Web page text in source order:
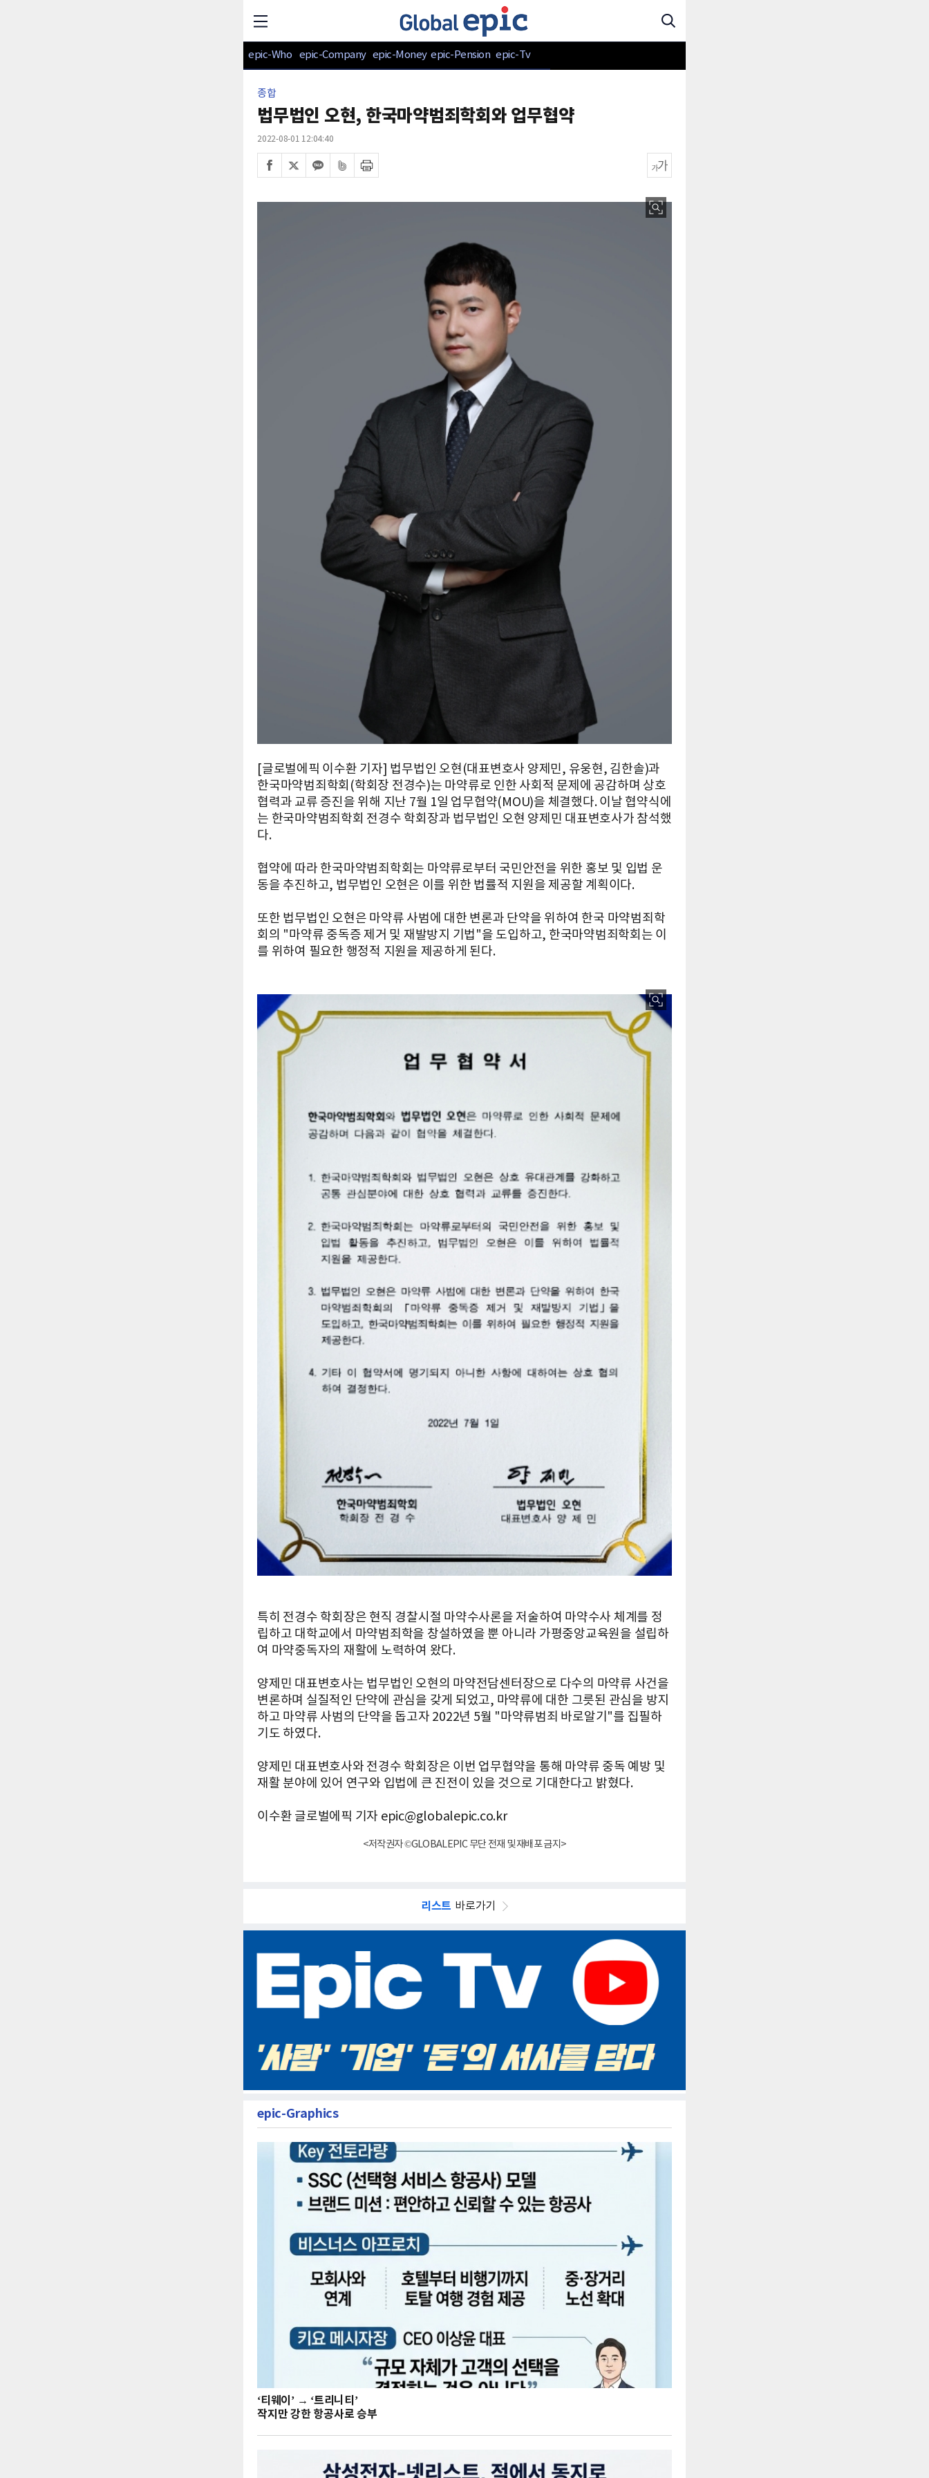
epic-Who epic-Company epic-Money epic-Pension epic-Tv
종합
법무법인 오현, 한국마약범죄학회와 업무협약
2022-08-01 12:04:40
[글로벌에픽 이수환 기자] 법무법인 오현(대표변호사 양제민, 유웅현, 김한솔)과
한국마약범죄학회(학회장 전경수)는 마약류로 인한 사회적 문제에 공감하며 상호
협력과 교류 증진을 위해 지난 7월 1일 업무협약(MOU)을 체결했다. 이날 협약식에
는 한국마약범죄학회 전경수 학회장과 법무법인 오현 양제민 대표변호사가 참석했
다.
협약에 따라 한국마약범죄학회는 마약류로부터 국민안전을 위한 홍보 및 입법 운
동을 추진하고, 법무법인 오현은 이를 위한 법률적 지원을 제공할 계획이다.
또한 법무법인 오현은 마약류 사범에 대한 변론과 단약을 위하여 한국 마약범죄학
회의 "마약류 중독증 제거 및 재발방지 기법"을 도입하고, 한국마약범죄학회는 이
를 위하여 필요한 행정적 지원을 제공하게 된다.
특히 전경수 학회장은 현직 경찰시절 마약수사론을 저술하여 마약수사 체계를 정
립하고 대학교에서 마약범죄학을 창설하였을 뿐 아니라 가평중앙교육원을 설립하
여 마약중독자의 재활에 노력하여 왔다.
양제민 대표변호사는 법무법인 오현의 마약전담센터장으로 다수의 마약류 사건을
변론하며 실질적인 단약에 관심을 갖게 되었고, 마약류에 대한 그릇된 관심을 방지
하고 마약류 사범의 단약을 돕고자 2022년 5월 "마약류범죄 바로알기"를 집필하
기도 하였다.
양제민 대표변호사와 전경수 학회장은 이번 업무협약을 통해 마약류 중독 예방 및
재활 분야에 있어 연구와 입법에 큰 진전이 있을 것으로 기대한다고 밝혔다.
이수환 글로벌에픽 기자 epic@globalepic.co.kr
<저작권자 ©GLOBALEPIC 무단 전재 및 재배포 금지>
리스트 바로가기
epic-Graphics
‘티웨이’ → ‘트리니티’
작지만 강한 항공사로 승부